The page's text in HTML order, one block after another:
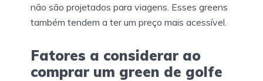
não são projetados para viagens. Esses greens
também tendem a ter um preço mais acessível.
Fatores a considerar ao
comprar um green de golfe